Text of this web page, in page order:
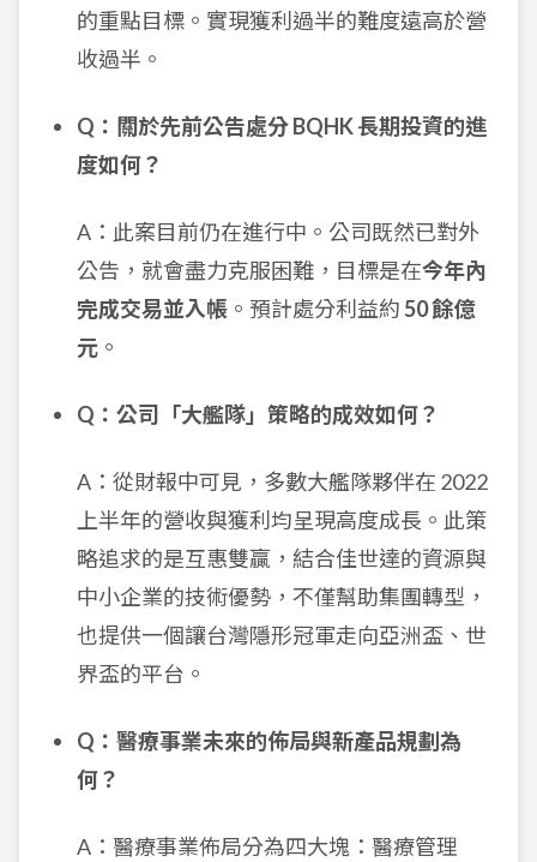
的重點目標。實現獲利過半的難度遠高於營
收過半。
Q：關於先前公告處分 BQHK 長期投資的進
度如何？
A：此案目前仍在進行中。公司既然已對外
公告，就會盡力克服困難，目標是在今年內
完成交易並入帳 。預計處分利益約50 餘億
元 。
Q：公司「大艦隊」策略的成效如何？
A：從財報中可見，多數大艦隊夥伴在 2022
上半年的營收與獲利均呈現高度成長。此策
略追求的是互惠雙贏，結合佳世達的資源與
中小企業的技術優勢，不僅幫助集團轉型，
也提供一個讓台灣隱形冠軍走向亞洲盃、世
界盃的平台。
Q：醫療事業未來的佈局與新產品規劃為
何？
A：醫療事業佈局分為四大塊：醫療管理